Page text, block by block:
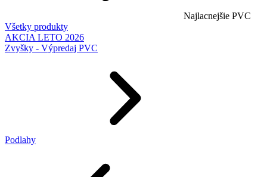
Najlacnejšie PVC
Všetky produkty
AKCIA LETO 2026
Zvyšky - Výpredaj PVC
Podlahy